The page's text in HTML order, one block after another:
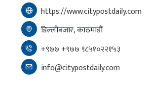
https://www.citypostdaily.com
डिल्लीबजार, काठमाडौं
+९७७ +९७७ ९८५१०२२१५३
info@citypostdaily.com